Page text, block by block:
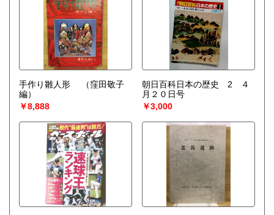
手作り雛人形
（窪田敬子
編）
￥8,888
朝日百科日本の歴史 2 ４
月２０日号
￥3,000